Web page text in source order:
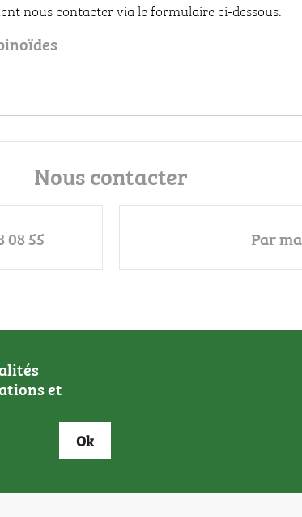
nous contacter via le formulaire ci-dessous.
Nous contacter
08 55 Par
et